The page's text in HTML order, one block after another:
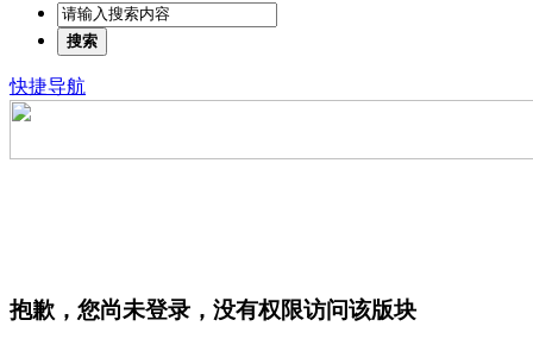
搜索
快捷导航
抱歉，您尚未登录，没有权限访问该版块